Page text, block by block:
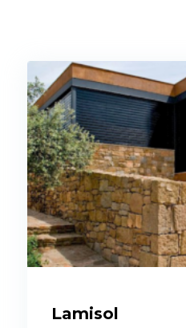
Lamisol